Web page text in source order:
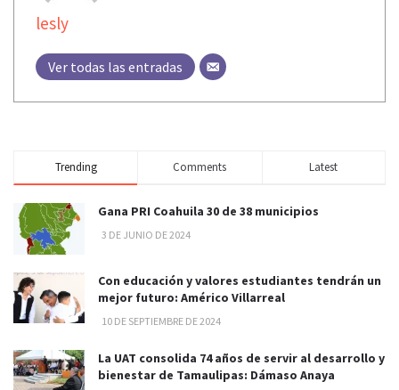
lesly
Ver todas las entradas
Trending Comments Latest
Gana PRI Coahuila 30 de 38 municipios
3 DE JUNIO DE 2024
Con educación y valores estudiantes tendrán un
mejor futuro: Américo Villarreal
10 DE SEPTIEMBRE DE 2024
La UAT consolida 74 años de servir al desarrollo y
bienestar de Tamaulipas: Dámaso Anaya